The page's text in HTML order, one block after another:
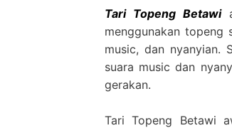
Tari Topeng Betawi
menggunakan topeng
music, dan nyanyian.
suara music dan
gerakan.
Tari Topeng Betawi